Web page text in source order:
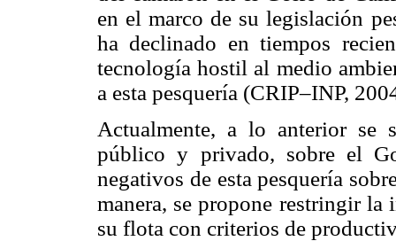
en el marco de su legislación
ha declinado en tiempos
tecnología hostil al medio
a esta pesquería (CRIP–INP,
Actualmente, a lo anterior se
público y privado, sobre el
negativos de esta pesquería
manera, se propone restringir la
su flota con criterios de